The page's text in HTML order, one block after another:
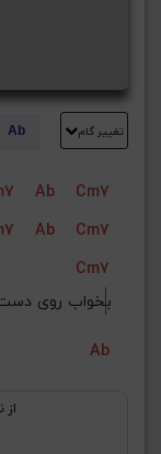
تغییر گام Ab
Ab
Cm7
Ab
Cm7
Cm7
بخواب روی
Ab